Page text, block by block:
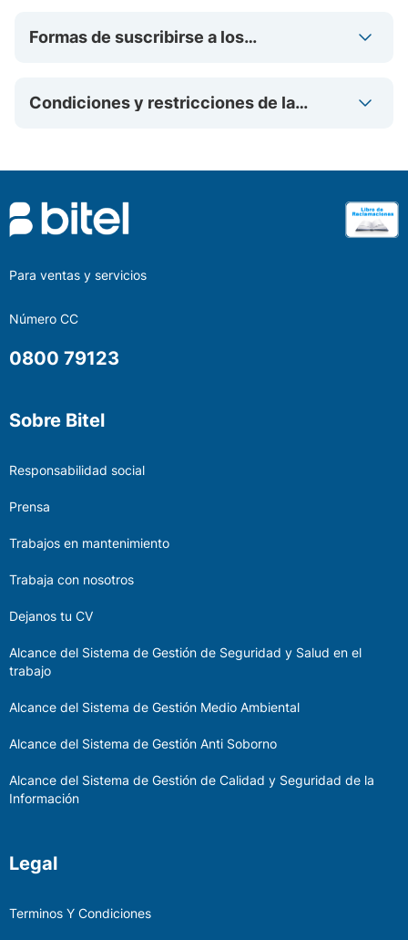
Formas de suscribirse a los
Condiciones y restricciones de la
Para ventas y servicios
Número CC
0800 79123
Sobre Bitel
Responsabilidad social
Prensa
Trabajos en mantenimiento
Trabaja con nosotros
Dejanos tu CV
Alcance del Sistema de Gestión de Seguridad y Salud en el
trabajo
Alcance del Sistema de Gestión Medio Ambiental
Alcance del Sistema de Gestión Anti Soborno
Alcance del Sistema de Gestión de Calidad y Seguridad de la
Información
Legal
Terminos Y Condiciones